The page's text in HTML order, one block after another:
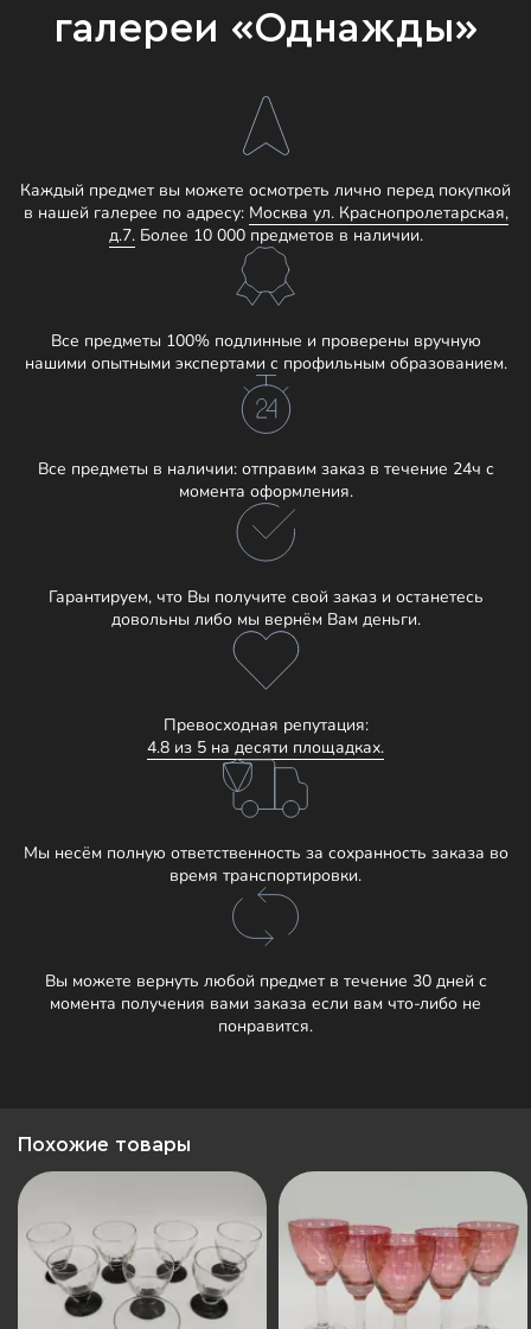
галереи «Однажды»
Каждый предмет вы можете осмотреть лично перед покупкой
в нашей галерее по адресу: Москва ул. Краснопролетарская,
д.7.Более 10 000 предметов в наличии.
Все предметы 100% подлинные и проверены вручную
нашими опытными экспертами с профильным образованием.
Все предметы в наличии: отправим заказ в течение 24ч с
момента оформления.
Гарантируем, что Вы получите свой заказ и останетесь
довольны либо мы вернём Вам деньги.
Превосходная репутация:
4.8 из 5 на десяти площадках.
Мы несём полную ответственность за сохранность заказа во
время транспортировки.
Вы можете вернуть любой предмет в течение 30 дней с
момента получения вами заказа если вам что-либо не
понравится.
Похожие товары